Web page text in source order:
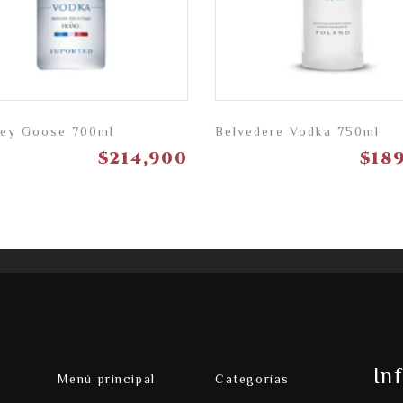
Goose 700ml
$214,900
Belvedere Vodka 750ml
$
Menú principal Categorías